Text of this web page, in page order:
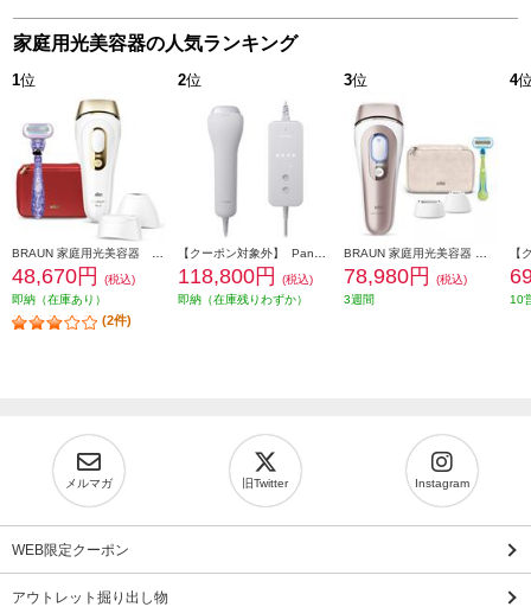
家庭用光美容器の人気ランキング
1位
48,670円
(税込)
即納（在庫あり）
(2件)
2位
118,800円
(税込)
即納（在庫残りわずか）
3位
78,980円
(税込)
3週間
4
10
メルマガ 旧Twitter Instagram
WEB限定クーポン
アウトレット掘り出し物